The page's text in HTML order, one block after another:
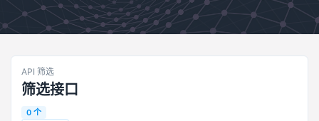
API 筛选
筛选接口
0 个